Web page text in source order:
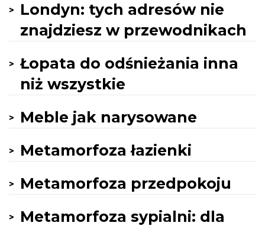
Londyn: tych adresów nie
znajdziesz w przewodnikach
Łopata do odśnieżania inna
niż wszystkie
Meble jak narysowane
Metamorfoza łazienki
Metamorfoza przedpokoju
Metamorfoza sypialni: dla